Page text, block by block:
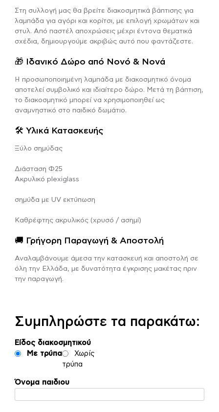
Στη συλλογή μας θα βρείτε διακοσμητικά βάπτισης για
λαμπάδα για αγόρι και κορίτσι, με επιλογή χρωμάτων και
στυλ. Από παστέλ αποχρώσεις μέχρι έντονα θεματικά
σχέδια, δημιουργούμε ακριβώς αυτό που φαντάζεστε.
🎁 Ιδανικό Δώρο από Νονό & Νονά
Η προσωποποιημένη λαμπάδα με διακοσμητικό όνομα
αποτελεί συμβολικό και ιδιαίτερο δώρο. Μετά τη βάπτιση,
το διακοσμητικό μπορεί να χρησιμοποιηθεί ως
αναμνηστικό στο παιδικό δωμάτιο.
🛠 Υλικά Κατασκευής
Ξύλο σημύδας
Διάσταση Φ25
Ακρυλικό plexiglass
σημύδα με UV εκτύπωση
Καθρέφτης ακρυλικός (χρυσό / ασημί)
🚚 Γρήγορη Παραγωγή & Αποστολή
Αναλαμβάνουμε άμεσα την κατασκευή και αποστολή σε
όλη την Ελλάδα, με δυνατότητα έγκρισης μακέτας πριν
την παραγωγή.
Συμπληρώστε τα παρακάτω:
Είδος διακοσμητικού
Με τρύπα
Χωρίς
τρύπα
Όνομα παιδιου